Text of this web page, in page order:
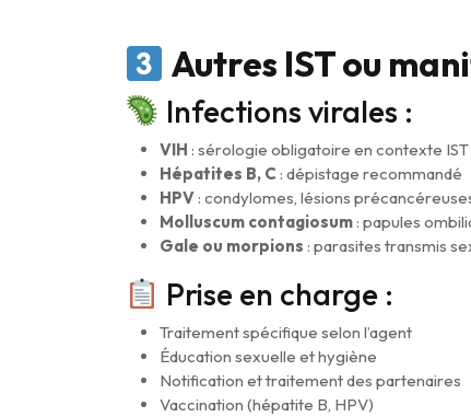
Autres IST ou
Infections virales :
VIH : sérologie obligatoire en contexte IST
Hépatites B, C : dépistage recommandé
HPV : condylomes, lésions
Molluscum contagiosum : papules
Gale ou morpions : parasites transmis
Prise en charge :
Traitement spécifique selon l’agent
Éducation sexuelle et hygiène
Notification et traitement des partenaires
Vaccination (hépatite B, HPV)